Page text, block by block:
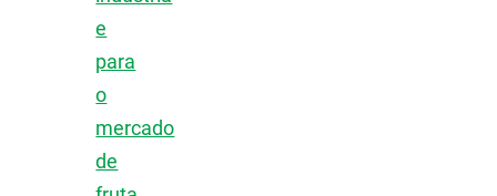
e
para
o
mercado
de